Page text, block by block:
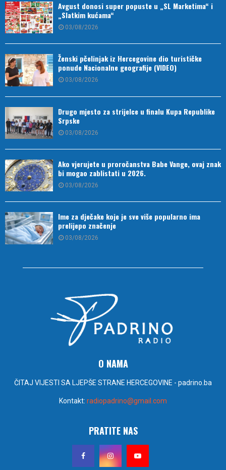
Avgust donosi super popuste u „SL Marketima“ i
„Slatkim kućama“
03/08/2026
Ženski pčelinjak iz Hercegovine dio turističke
ponude Nacionalne geografije (VIDEO)
03/08/2026
Drugo mjesto za strijelce u finalu Kupa Republike
Srpske
03/08/2026
Ako vjerujete u proročanstva Babe Vange, ovaj znak
bi mogao zablistati u 2026.
03/08/2026
Ime za dječake koje je sve više popularno ima
prelijepo značenje
03/08/2026
O NAMA
ČITAJ VIJESTI SA LJEPŠE STRANE HERCEGOVINE - padrino.ba
Kontakt: radiopadrino@gmail.com
PRATITE NAS